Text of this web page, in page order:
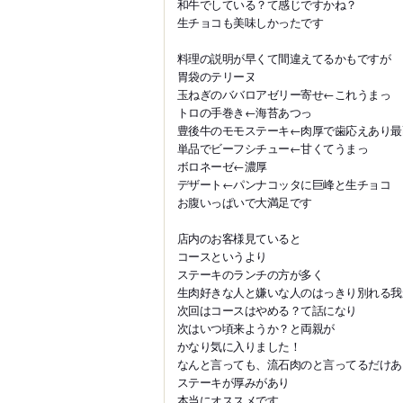
和牛でしている？て感じですかね？
生チョコも美味しかったです
料理の説明が早くて間違えてるかもですが
胃袋のテリーヌ
玉ねぎのババロアゼリー寄せ←これうまっ
トロの手巻き←海苔あつっ
豊後牛のモモステーキ←肉厚で歯応えあり
単品でビーフシチュー←甘くてうまっ
ボロネーゼ←濃厚
デザート←パンナコッタに巨峰と生チョコ
お腹いっぱいで大満足です
店内のお客様見ていると
コースというより
ステーキのランチの方が多く
生肉好きな人と嫌いな人のはっきり別れる
次回はコースはやめる？て話になり
次はいつ頃来ようか？と両親が
かなり気に入りました！
なんと言っても、流石肉のと言ってるだけあ
ステーキが厚みがあり
本当にオススメです